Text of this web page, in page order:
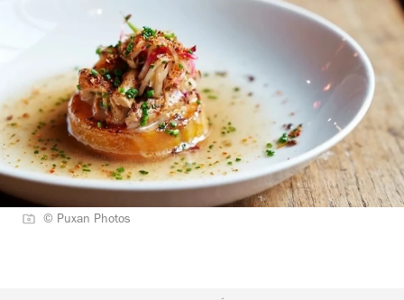
© Puxan Photos